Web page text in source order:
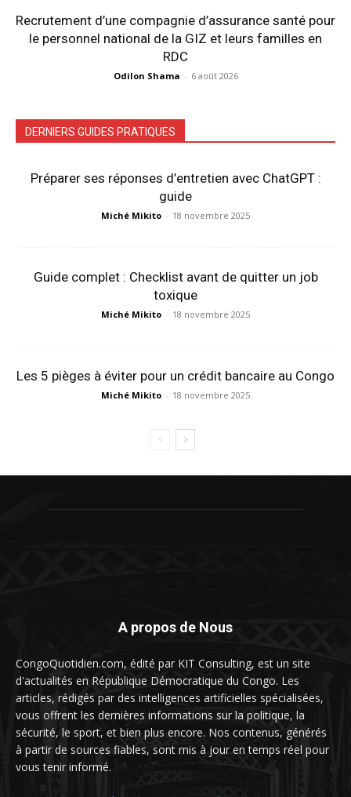
Recrutement d’une compagnie d’assurance santé pour
le personnel national de la GIZ et leurs familles en
RDC
Odilon Shama - 6 août 2026
DERNIERS GUIDES PRATIQUES
Préparer ses réponses d’entretien avec ChatGPT :
guide
Miché Mikito - 18 novembre 2025
Guide complet : Checklist avant de quitter un job
toxique
Miché Mikito - 18 novembre 2025
Les 5 pièges à éviter pour un crédit bancaire au Congo
Miché Mikito - 18 novembre 2025
A propos de Nous
CongoQuotidien.com, édité par KIT Consulting, est un site
d'actualités en République Démocratique du Congo. Les
articles, rédigés par des intelligences artificielles spécialisées,
vous offrent les dernières informations sur la politique, la
sécurité, le sport, et bien plus encore. Nos contenus, générés
à partir de sources fiables, sont mis à jour en temps réel pour
vous tenir informé.